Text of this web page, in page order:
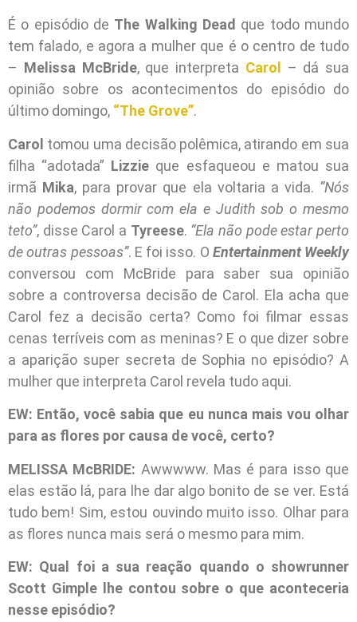
É o episódio de The Walking Dead que todo mundo
tem falado, e agora a mulher que é o centro de tudo
– Melissa McBride, que interpreta Carol
– dá sua
opinião sobre os acontecimentos do episódio do
último domingo, “The Grove”.
Carol tomou uma decisão polêmica, atirando em sua
filha “adotada” Lizzie que esfaqueou e matou sua
irmã Mika, para provar que ela voltaria a vida. “Nós
não podemos dormir com ela e Judith sob o mesmo
teto”, disse Carol a Tyreese. “Ela não pode estar perto
de outras pessoas”. E foi isso. O Entertainment Weekly
conversou com McBride para saber sua opinião
sobre a controversa decisão de Carol. Ela acha que
Carol fez a decisão certa? Como foi filmar essas
cenas terríveis com as meninas? E o que dizer sobre
a aparição super secreta de Sophia no episódio? A
mulher que interpreta Carol revela tudo aqui.
EW: Então, você sabia que eu nunca mais vou olhar
para as flores por causa de você, certo?
MELISSA McBRIDE: Awwwww. Mas é para isso que
elas estão lá, para lhe dar algo bonito de se ver. Está
tudo bem! Sim, estou ouvindo muito isso. Olhar para
as flores nunca mais será o mesmo para mim.
EW: Qual foi a sua reação quando o showrunner
Scott Gimple lhe contou sobre o que aconteceria
nesse episódio?